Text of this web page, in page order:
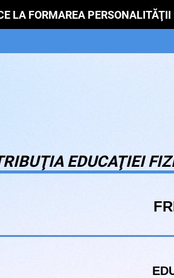
LA FORMAREA PERSONALITĂŢII
EDUCAŢIEI